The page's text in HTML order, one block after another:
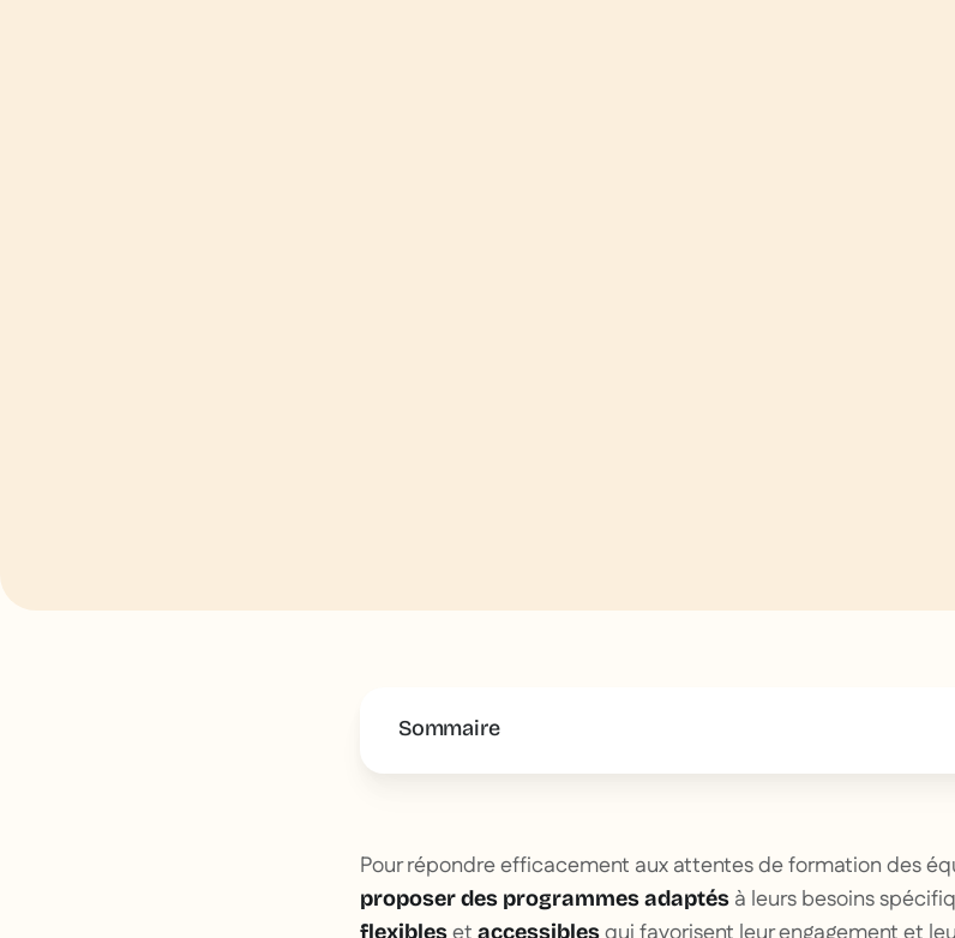
Sommaire
Pour répondre efficacement aux attentes de formation des
proposer des programmes adaptés à leurs besoins
flexibles
accessibles